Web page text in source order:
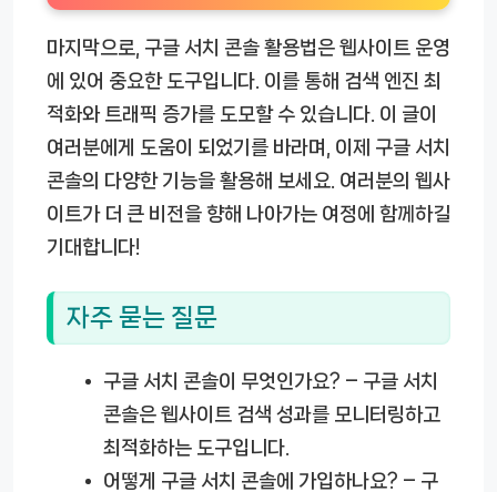
마지막으로, 구글 서치 콘솔 활용법은 웹사이트 운영
에 있어 중요한 도구입니다. 이를 통해 검색 엔진 최
적화와 트래픽 증가를 도모할 수 있습니다. 이 글이
여러분에게 도움이 되었기를 바라며, 이제 구글 서치
콘솔의 다양한 기능을 활용해 보세요. 여러분의 웹사
이트가 더 큰 비전을 향해 나아가는 여정에 함께하길
기대합니다!
자주 묻는 질문
구글 서치 콘솔이 무엇인가요? – 구글 서치
콘솔은 웹사이트 검색 성과를 모니터링하고
최적화하는 도구입니다.
어떻게 구글 서치 콘솔에 가입하나요? – 구